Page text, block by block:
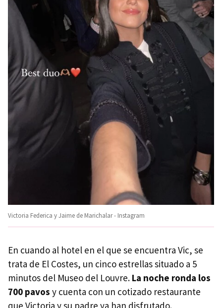
Victoria Federica y Jaime de Marichalar - Instagram
En cuando al hotel en el que se encuentra Vic, se
trata de El Costes, un cinco estrellas situado a 5
minutos del Museo del Louvre. La noche ronda los
700 pavos y cuenta con un cotizado restaurante
que Victoria y su padre ya han disfrutado.